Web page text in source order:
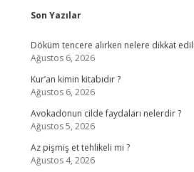
Sidebar
Son Yazılar
Döküm tencere alırken nelere dikkat
Ağustos 6, 2026
Kur’an kimin kitabıdır ?
Ağustos 6, 2026
Avokadonun cilde faydaları nelerdir ?
Ağustos 5, 2026
Az pişmiş et tehlikeli mi ?
Ağustos 4, 2026